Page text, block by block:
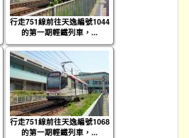
行走751線前往天逸編號1044
的第一期輕鐵列車，...
行走751線前往天逸編號1068
的第一期輕鐵列車，...